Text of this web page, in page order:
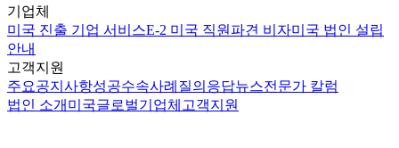
기업체
미국 진출 기업 서비스E-2 미국 직원파견 비자미국 법인 설립
안내
고객지원
주요공지사항성공수속사례 질의응답뉴스전문가 칼럼
법인 소개 미국글로벌기업체 고객지원